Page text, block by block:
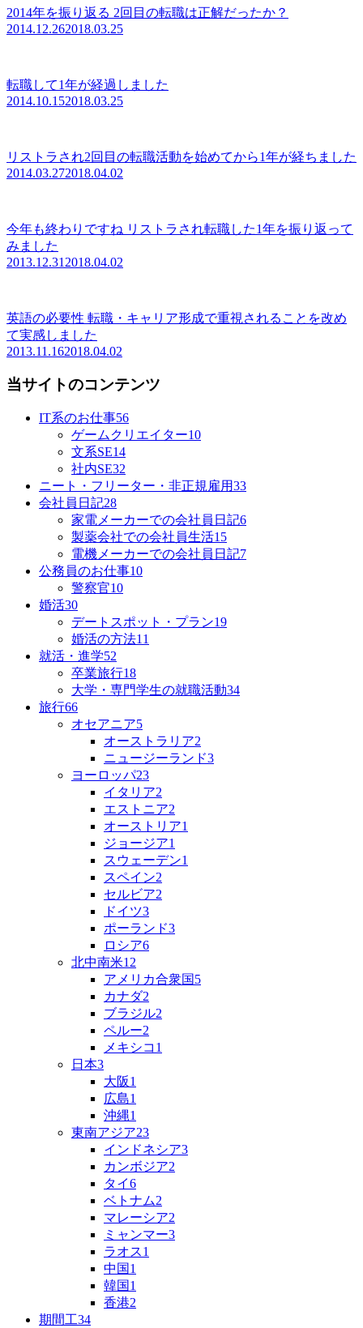
2014年を振り返る 2回目の転職は正解だったか？
2014.12.262018.03.25
転職して1年が経過しました
2014.10.152018.03.25
リストラされ2回目の転職活動を始めてから1年が経ちました
2014.03.272018.04.02
今年も終わりですね リストラされ転職した1年を振り返って
みました
2013.12.31 2018.04.02
英語の必要性 転職・キャリア形成で重視されることを改め
て実感しました
2013.11.162018.04.02
当サイトのコンテンツ
IT系のお仕事56
ゲームクリエイター10
文系SE14
社内SE32
ニート・フリーター・非正規雇用33
会社員日記28
家電メーカーでの会社員日記6
製薬会社での会社員生活15
電機メーカーでの会社員日記7
公務員のお仕事10
警察官10
婚活30
デートスポット・プラン19
婚活の方法11
就活・進学52
卒業旅行18
大学・専門学生の就職活動34
旅行66
オセアニア5
オーストラリア2
ニュージーランド3
ヨーロッパ23
イタリア2
エストニア2
オーストリア1
ジョージア1
スウェーデン1
スペイン2
セルビア2
ドイツ3
ポーランド3
ロシア6
北中南米12
アメリカ合衆国5
カナダ2
ブラジル2
ペルー2
メキシコ 1
日本3
大阪1
広島1
沖縄1
東南アジア23
インドネシア3
カンボジア2
タイ6
ベトナム2
マレーシア2
ミャンマー3
ラオス1
中国1
韓国1
香港2
期間工34